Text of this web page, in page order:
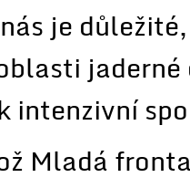
je
jaderné
intenzivní
Mladá